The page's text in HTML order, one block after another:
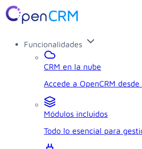
Funcionalidades
CRM en la nube
Accede a OpenCRM
Módulos incluidos
Todo lo esencial para